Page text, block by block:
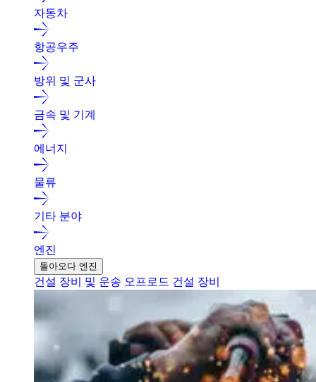
자동차
항공우주
방위 및 군사
금속 및 기계
에너지
물류
기타 분야
엔진
돌아오다 엔진
건설 장비 및 운송 오프로드 건설 장비